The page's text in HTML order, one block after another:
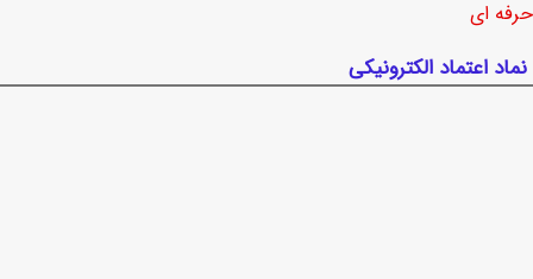
حرفه ای
نماد اعتماد الکترونیکی